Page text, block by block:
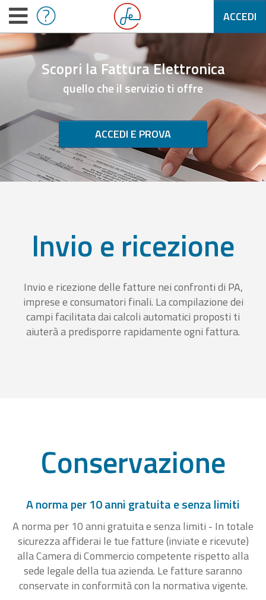
ACCEDI
Scopri la Fattura Elettronica
quello che il servizio ti offre
ACCEDI E PROVA
Invio e ricezione
Invio e ricezione delle fatture nei confronti di PA,
imprese e consumatori finali. La compilazione dei
campi facilitata dai calcoli automatici proposti ti
aiuterà a predisporre rapidamente ogni fattura.
Conservazione
A norma per 10 anni gratuita e senza limiti
A norma per 10 anni gratuita e senza limiti - In totale
sicurezza affiderai le tue fatture (inviate e ricevute)
alla Camera di Commercio competente rispetto alla
sede legale della tua azienda. Le fatture saranno
conservate in conformità con la normativa vigente.